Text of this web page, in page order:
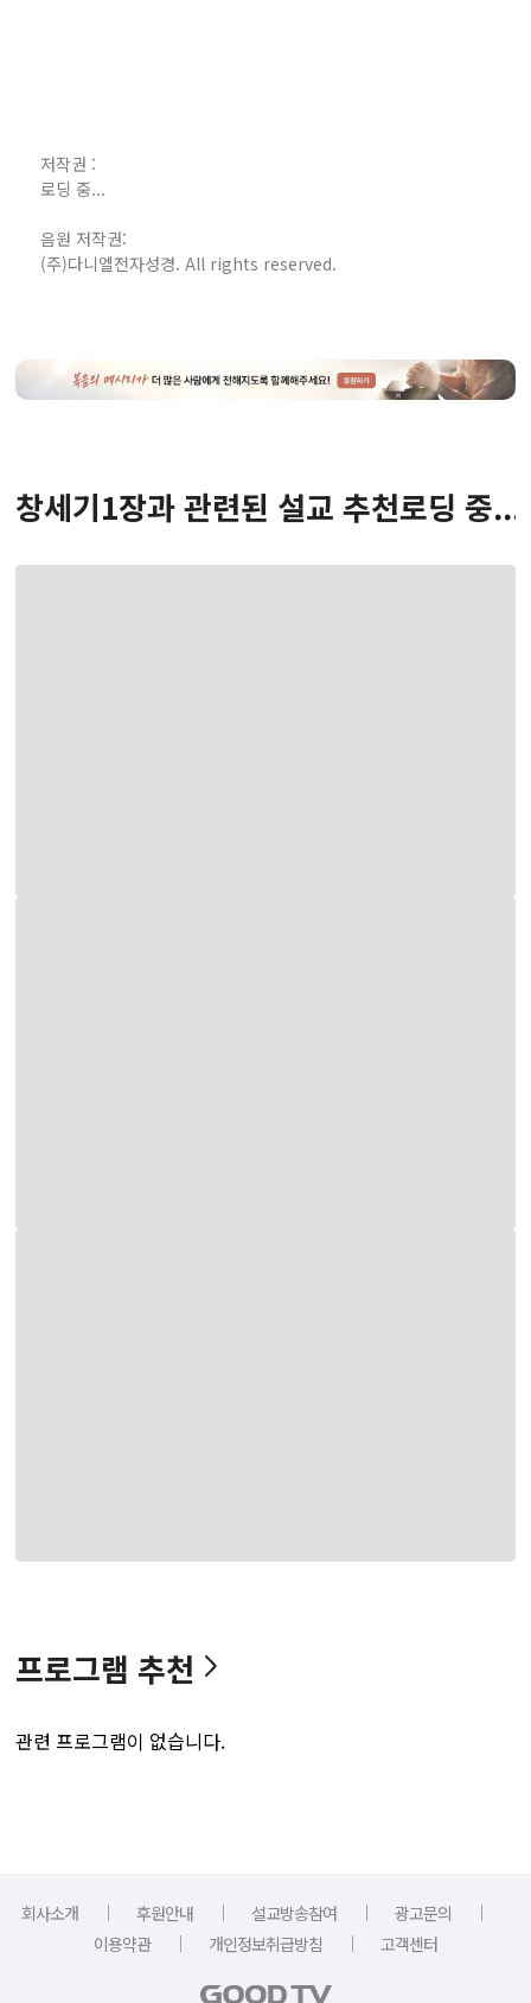
저작권 :
로딩 중...
음원 저작권:
(주)다니엘전자성경. All rights reserved.
창세기1장과 관련된 설교 추천로딩 중...
프로그램 추천
관련 프로그램이 없습니다.
회사소개 ｜ 후원안내 ｜ 설교방송참여 ｜ 광고문의
｜
이용약관
｜ 개인정보취급방침 ｜ 고객센터